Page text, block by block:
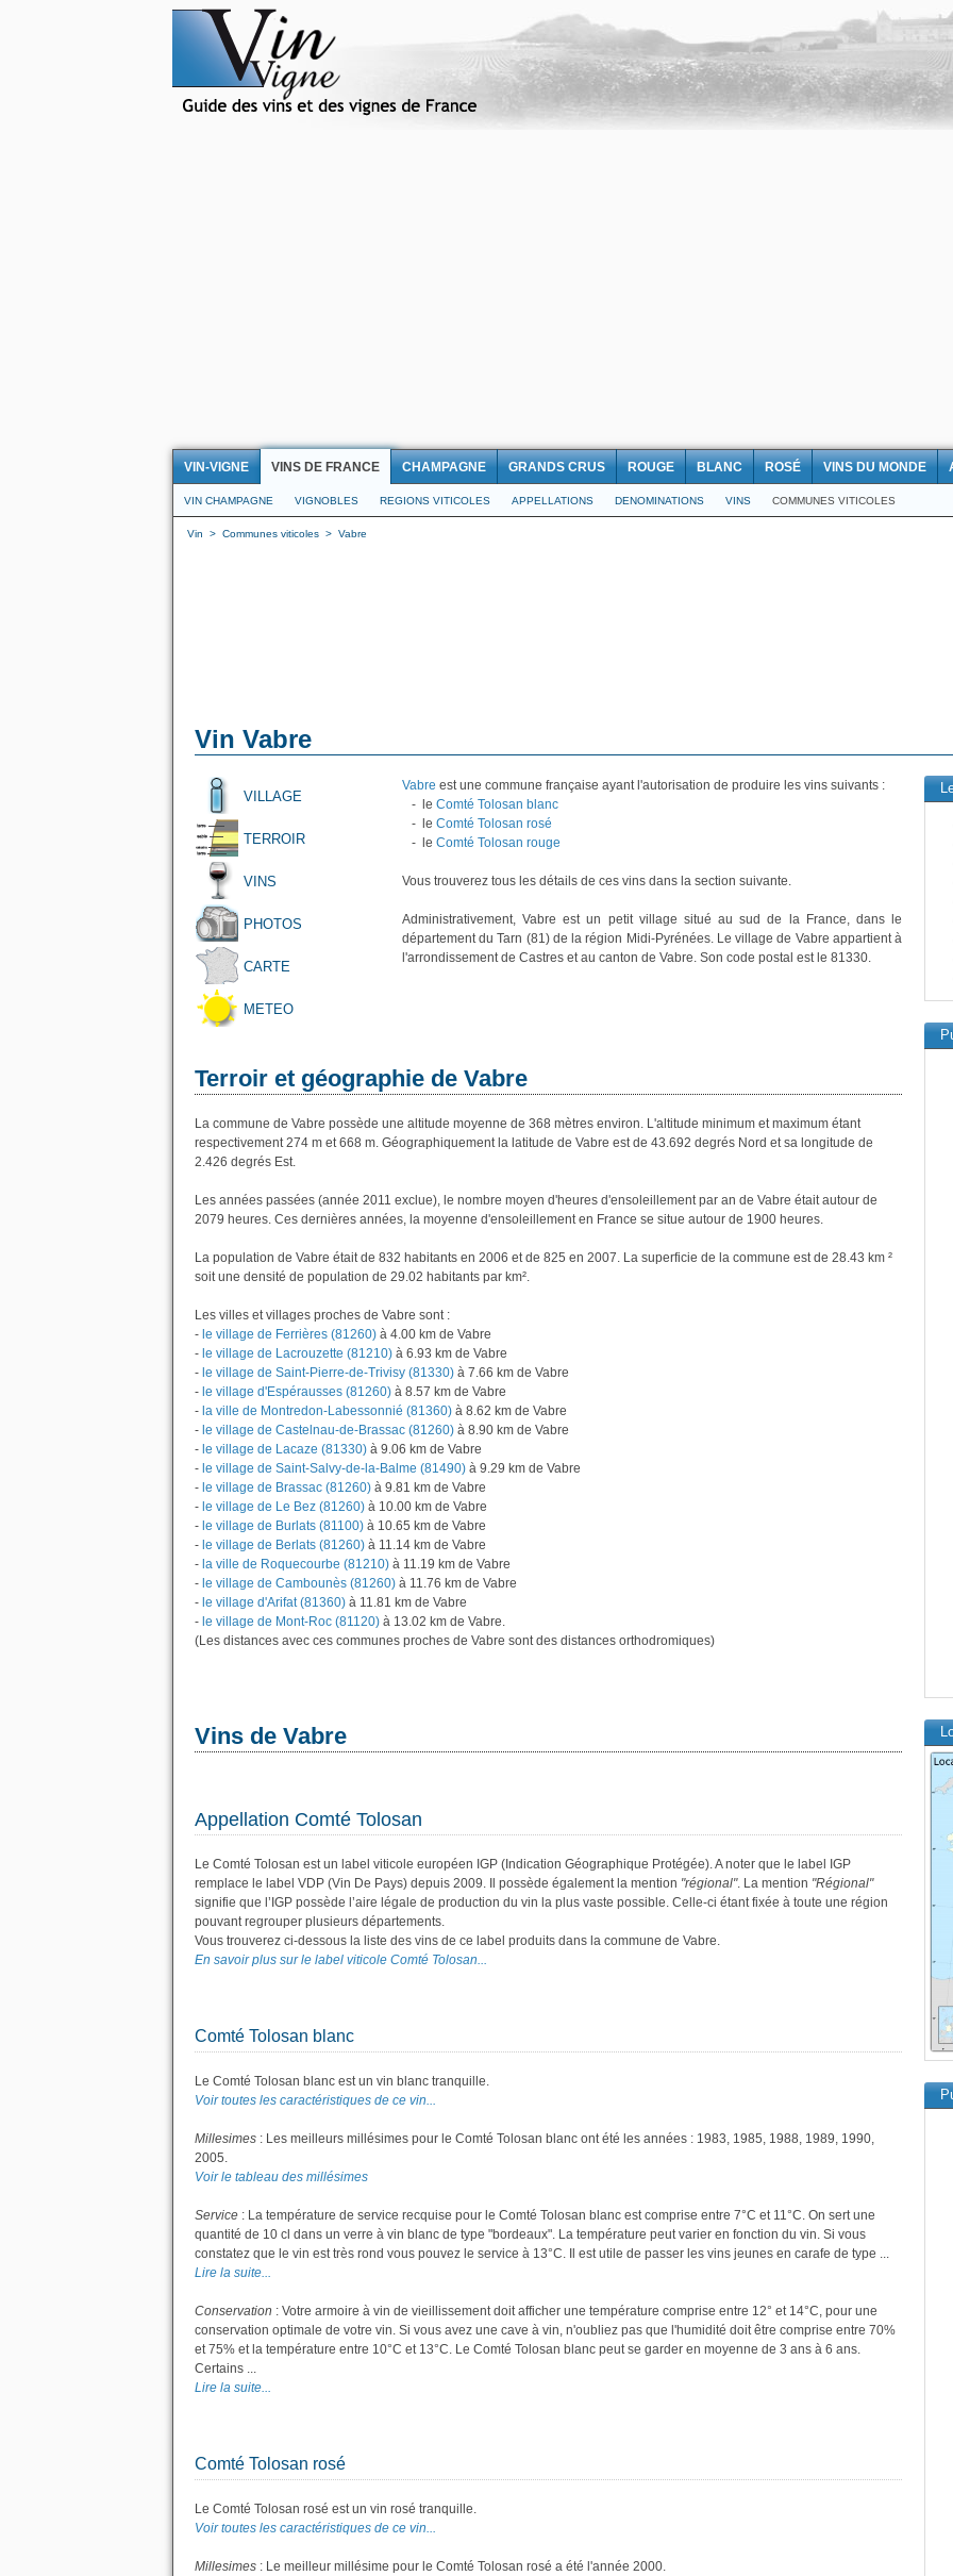
VIN-VIGNE VINS DE FRANCE CHAMPAGNE GRANDS CRUS ROUGE BLANC ROSÉ VINS DU MONDE
VIN CHAMPAGNE VIGNOBLES REGIONS VITICOLES APPELLATIONS DENOMINATIONS VINS COMMUNES VITICOLES
Vin > Communes viticoles > Vabre
Vin Vabre
VILLAGE
TERROIR
VINS
PHOTOS
CARTE
METEO
Vabre est une commune française ayant l'autorisation de produire les vins suivants :
- le Comté Tolosan blanc
- le Comté Tolosan rosé
- le Comté Tolosan rouge
Vous trouverez tous les détails de ces vins dans la section suivante.
Administrativement, Vabre est un petit village situé au sud de la France, dans le
département du Tarn (81) de la région Midi-Pyrénées. Le village de Vabre appartient à
l'arrondissement de Castres et au canton de Vabre. Son code postal est le 81330.
Terroir et géographie de Vabre
La commune de Vabre possède une altitude moyenne de 368 mètres environ. L'altitude minimum et maximum étant
respectivement 274 m et 668 m. Géographiquement la latitude de Vabre est de 43.692 degrés Nord et sa longitude de
2.426 degrés Est.
Les années passées (année 2011 exclue), le nombre moyen d'heures d'ensoleillement par an de Vabre était autour de
2079 heures. Ces dernières années, la moyenne d'ensoleillement en France se situe autour de 1900 heures.
La population de Vabre était de 832 habitants en 2006 et de 825 en 2007. La superficie de la commune est de 28.43 km ²
soit une densité de population de 29.02 habitants par km².
Les villes et villages proches de Vabre sont :
- le village de Ferrières (81260) à 4.00 km de Vabre
- le village de Lacrouzette (81210) à 6.93 km de Vabre
- le village de Saint-Pierre-de-Trivisy (81330) à 7.66 km de Vabre
- le village d'Espérausses (81260) à 8.57 km de Vabre
- la ville de Montredon-Labessonnié (81360) à 8.62 km de Vabre
- le village de Castelnau-de-Brassac (81260) à 8.90 km de Vabre
- le village de Lacaze (81330) à 9.06 km de Vabre
- le village de Saint-Salvy-de-la-Balme (81490) à 9.29 km de Vabre
- le village de Brassac (81260) à 9.81 km de Vabre
- le village de Le Bez (81260) à 10.00 km de Vabre
- le village de Burlats (81100) à 10.65 km de Vabre
- le village de Berlats (81260) à 11.14 km de Vabre
- la ville de Roquecourbe (81210) à 11.19 km de Vabre
- le village de Cambounès (81260) à 11.76 km de Vabre
- le village d'Arifat (81360) à 11.81 km de Vabre
- le village de Mont-Roc (81120) à 13.02 km de Vabre.
(Les distances avec ces communes proches de Vabre sont des distances orthodromiques)
Vins de Vabre
Appellation Comté Tolosan
Le Comté Tolosan est un label viticole européen IGP (Indication Géographique Protégée). A noter que le label IGP
remplace le label VDP (Vin De Pays) depuis 2009. Il possède également la mention "régional". La mention "Régional"
signifie que l’IGP possède l’aire légale de production du vin la plus vaste possible. Celle-ci étant fixée à toute une région
pouvant regrouper plusieurs départements.
Vous trouverez ci-dessous la liste des vins de ce label produits dans la commune de Vabre.
En savoir plus sur le label viticole Comté Tolosan...
Comté Tolosan blanc
Le Comté Tolosan blanc est un vin blanc tranquille.
Voir toutes les caractéristiques de ce vin...
Millesimes : Les meilleurs millésimes pour le Comté Tolosan blanc ont été les années : 1983, 1985, 1988, 1989, 1990,
2005.
Voir le tableau des millésimes
Service : La température de service recquise pour le Comté Tolosan blanc est comprise entre 7°C et 11°C. On sert une
quantité de 10 cl dans un verre à vin blanc de type "bordeaux". La température peut varier en fonction du vin. Si vous
constatez que le vin est très rond vous pouvez le service à 13°C. Il est utile de passer les vins jeunes en carafe de type ...
Lire la suite...
Conservation : Votre armoire à vin de vieillissement doit afficher une température comprise entre 12° et 14°C, pour une
conservation optimale de votre vin. Si vous avez une cave à vin, n'oubliez pas que l'humidité doit être comprise entre 70%
et 75% et la température entre 10°C et 13°C. Le Comté Tolosan blanc peut se garder en moyenne de 3 ans à 6 ans.
Certains ...
Lire la suite...
Comté Tolosan rosé
Le Comté Tolosan rosé est un vin rosé tranquille.
Voir toutes les caractéristiques de ce vin...
Millesimes : Le meilleur millésime pour le Comté Tolosan rosé a été l'année 2000.